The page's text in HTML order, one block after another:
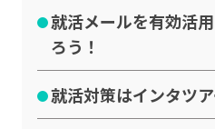
就活メールを有効活
ろう！
就活対策はインタツ